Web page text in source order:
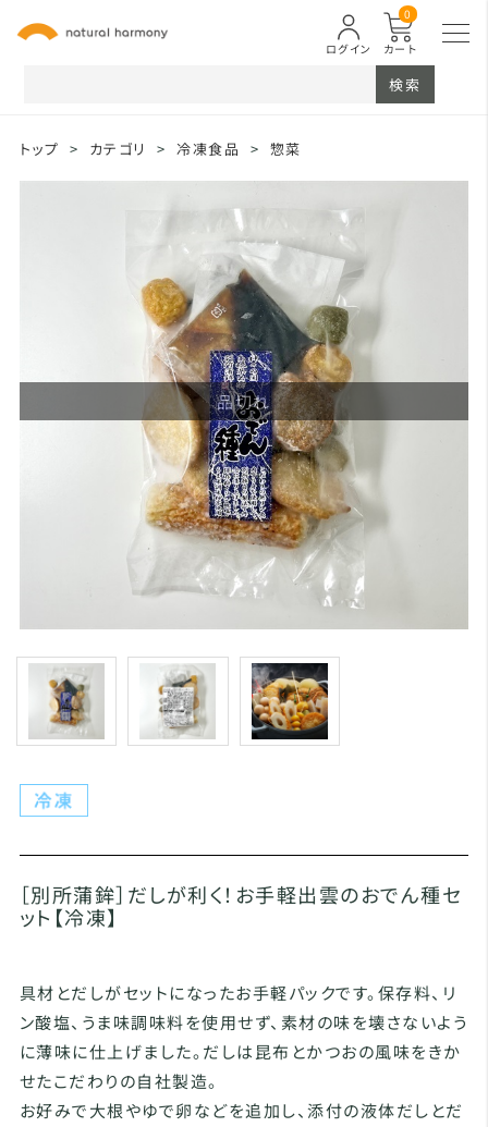
カート
0
ログイン
検索
トップ > カテゴリ > 冷凍食品 > 惣菜
品切れ
［別所蒲鉾］だしが利く！お手軽出雲のおでん種セ
ット【冷凍】
具材とだしがセットになったお手軽パックです。保存料、リ
ン酸塩、うま味調味料を使用せず、素材の味を壊さないよう
に薄味に仕上げました。だしは昆布とかつおの風味をきか
せたこだわりの自社製造。
お好みで大根やゆで卵などを追加し、添付の液体だしとだ